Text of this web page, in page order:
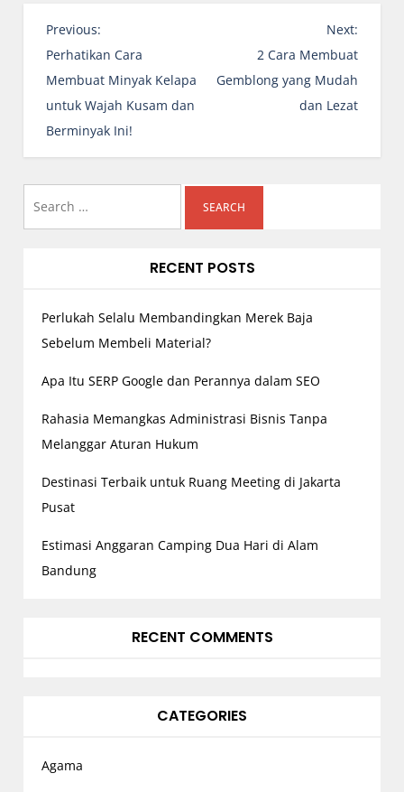
P
o
s
t
n
i
g
o
n
Previous:
Perhatikan Cara
Membuat Minyak Kelapa
untuk Wajah Kusam dan
Berminyak Ini!
Next:
2 Cara Membuat
Gemblong yang Mudah
dan Lezat
RECENT POSTS
Perlukah Selalu Membandingkan Merek Baja
Sebelum Membeli Material?
Apa Itu SERP Google dan Perannya dalam SEO
Rahasia Memangkas Administrasi Bisnis Tanpa
Melanggar Aturan Hukum
Destinasi Terbaik untuk Ruang Meeting di Jakarta
Pusat
Estimasi Anggaran Camping Dua Hari di Alam
Bandung
RECENT COMMENTS
CATEGORIES
Agama